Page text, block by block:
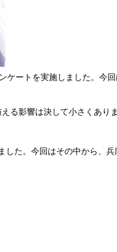
ートを実施しました。今
影響は決して小さくあ
た。今回はその中から、兵